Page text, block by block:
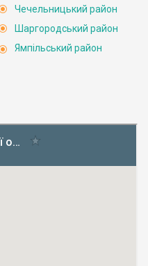
Чечельницький район
Шаргородський район
Ямпільський район